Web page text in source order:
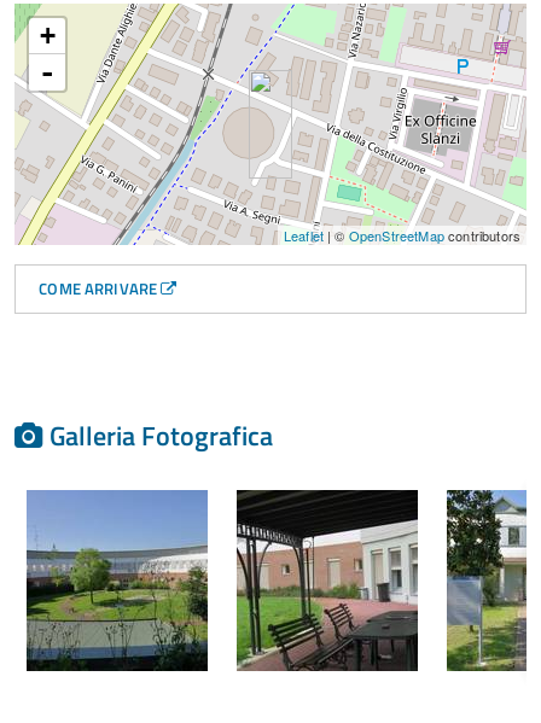
+
-
Leaflet | © OpenStreetMapcontributors
COME ARRIVARE
Galleria Fotografica